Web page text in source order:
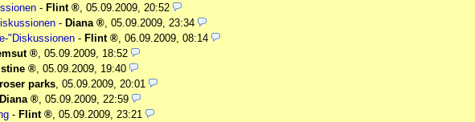
- Flint , 05.09.2009, 20:52
- Diana , 05.09.2009, 23:34
"Diskussionen - Flint , 06.09.2009, 08:14
, 05.09.2009, 18:52
, 05.09.2009, 19:40
roser parks, 05.09.2009, 20:01
Diana , 05.09.2009, 22:59
- Flint , 05.09.2009, 23:21